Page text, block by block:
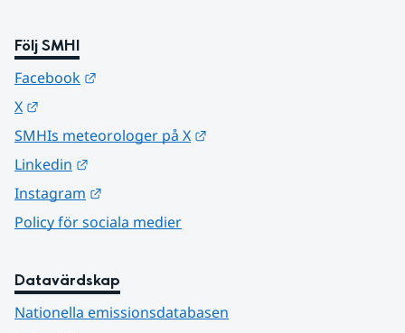
Följ SMHI
Facebook
X
SMHIs meteorologer på X
Linkedin
Instagram
Policy för sociala medier
Datavärdskap
Nationella emissionsdatabasen